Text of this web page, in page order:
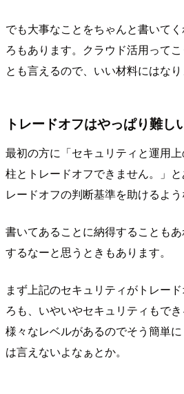
でも大事なことをちゃんと書いて
ろもあります。クラウド活用って
とも言えるので、いい材料にはなり
トレードオフはやっぱり難し
最初の方に「セキュリティと運用
柱とトレードオフできません。」
レードオフの判断基準を助けるよう
書いてあることに納得することも
するなーと思うときもあります。
まず上記のセキュリティがトレー
ろも、いやいやセキュリティもで
様々なレベルがあるのでそう簡単
は言えないよなぁとか。